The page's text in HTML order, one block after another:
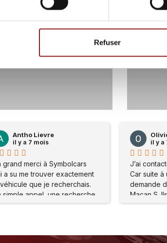
Refuser
Olivier CILIA
J’ai contacté le Garage, symbole
Car suite à un message
demande d’entretien sur mon
Macan S. Ils m’ont proposé de
me rendre sur place . Mon
Ainsi qu’à tout le staff pour leur